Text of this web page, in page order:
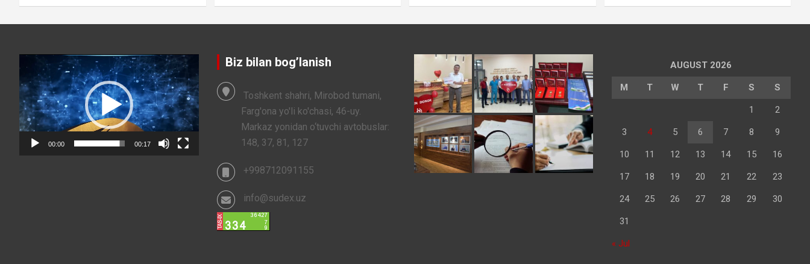
Player
00:00 00:17
Biz bilan bog’lanish
Toshkent shahri, Mirobod tumani,
Farg'ona yo'li ko'chasi, 46-uy.
Markaz yonidan o‘tuvchi avtobuslar:
148, 37, 81, 127
+998712091155
info@sudex.uz
AUGUST 2026
M T W T F S S
1 2
3 4 5 6 7 8 9
10 11 12 13 14 15 16
17 18 19 20 21 22 23
24 25 26 27 28 29 30
31
« Jul